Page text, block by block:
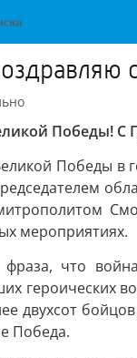
Победы! С
Победы в
мероприятиях.
фраза, что
героических
двухсот
Победа.